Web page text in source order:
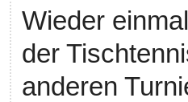
Wieder
der
anderen